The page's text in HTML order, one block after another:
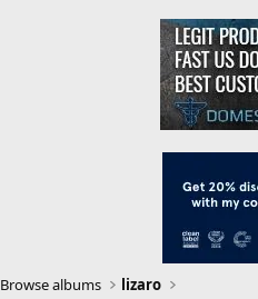
Browse albums lizaro